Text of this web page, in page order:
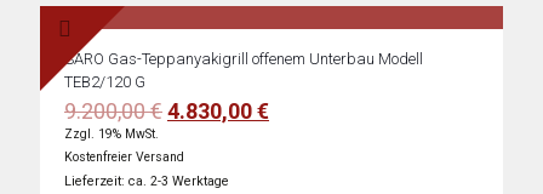
SARO Gas-Teppanyakigrill offenem Unterbau Modell
TEB2/120 G
9.200,00€Ursprünglicher
war:
9.200,00 €
4.830,00€Aktueller
Zzgl. 19% MwSt.
Kostenfreier Versand
Lieferzeit: ca. 2-3 Werktage